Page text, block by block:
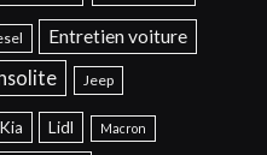
Entretien voiture
Jeep
Kia Lidl Macron